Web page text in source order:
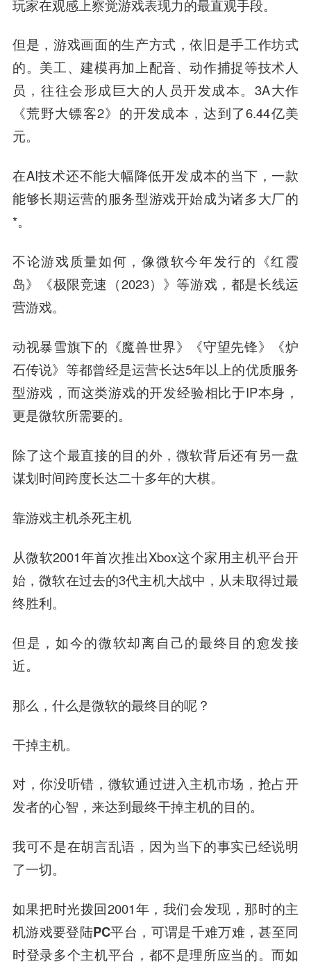
玩家在观感上察觉游戏表现力的最直观手段。
但是，游戏画面的生产方式，依旧是手工作坊式
的。美工、建模再加上配音、动作捕捉等技术人
员，往往会形成巨大的人员开发成本。3A大作
《荒野大镖客2》的开发成本，达到了6.44亿美
元。
在AI技术还不能大幅降低开发成本的当下，一款
能够长期运营的服务型游戏开始成为诸多大厂的
*。
不论游戏质量如何，像微软今年发行的《红霞
岛》《极限竞速（2023）》等游戏，都是长线运
营游戏。
动视暴雪旗下的《魔兽世界》《守望先锋》《炉
石传说》等都曾经是运营长达5年以上的优质服务
型游戏，而这类游戏的开发经验相比于IP本身，
更是微软所需要的。
除了这个最直接的目的外，微软背后还有另一盘
谋划时间跨度长达二十多年的大棋。
靠游戏主机杀死主机
从微软2001年首次推出Xbox这个家用主机平台开
始，微软在过去的3代主机大战中，从未取得过最
终胜利。
但是，如今的微软却离自己的最终目的愈发接
近。
那么，什么是微软的最终目的呢？
干掉主机。
对，你没听错， 微软通过进入主机市场，抢占开
发者的心智，来达到最终干掉主机的目的。
我可不是在胡言乱语，因为当下的事实已经说明
了一切。
如果把时光拨回2001年，我们会发现， 那时的主
机游戏要登陆PC平台，可谓是千难万难，甚至同
时登录多个主机平台，都不是理所应当的。而如